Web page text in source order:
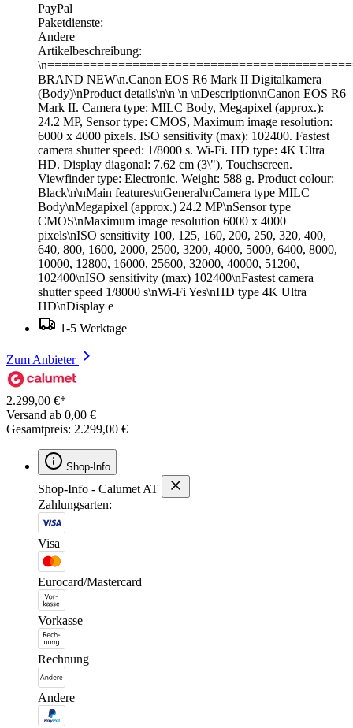
PayPal
Paketdienste:
Andere
Artikelbeschreibung:
BRAND NEW\n.Canon EOS R6 Mark II Digitalkamera
(Body)\nProduct details\n\n \n \nDescription\nCanon EOS R6
Mark II. Camera type: MILC Body, Megapixel (approx.):
24.2 MP, Sensor type: CMOS, Maximum image resolution:
6000 x 4000 pixels. ISO sensitivity (max): 102400. Fastest
camera shutter speed: 1/8000 s. Wi-Fi. HD type: 4K Ultra
HD. Display diagonal: 7.62 cm (3\"), Touchscreen.
Viewfinder type: Electronic. Weight: 588 g. Product colour:
Black\n\nMain features\nGeneral\nCamera type MILC
Body\nMegapixel (approx.) 24.2 MP\nSensor type
CMOS\nMaximum image resolution 6000 x 4000
pixels\nISO sensitivity 100, 125, 160, 200, 250, 320, 400,
640, 800, 1600, 2000, 2500, 3200, 4000, 5000, 6400, 8000,
10000, 12800, 16000, 25600, 32000, 40000, 51200,
102400\nISO sensitivity (max) 102400\nFastest camera
shutter speed 1/8000 s\nWi-Fi Yes\nHD type 4K Ultra
HD\nDisplay e
1-5 Werktage
Zum Anbieter
2.299,00 €*
Versand ab 0,00 €
Gesamtpreis: 2.299,00 €
Shop-Info
Shop-Info - Calumet AT
Zahlungsarten:
Visa
Eurocard/Mastercard
Vorkasse
Rechnung
Andere